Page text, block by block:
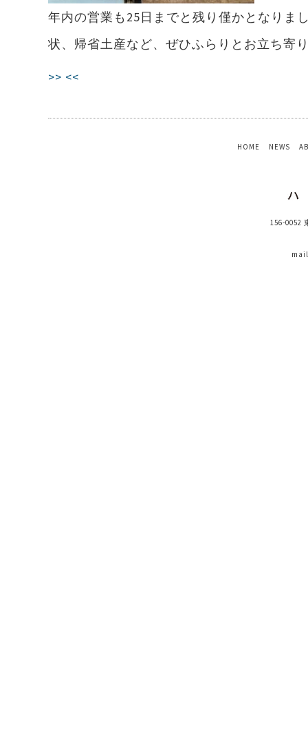
年内の営業も25日までと残り僅かとなりま
状、帰省土産など、ぜひふらりとお立ち寄
>> <<
HOME NEWS
156-0052